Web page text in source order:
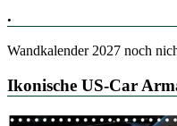
.
Wandkalender 2027 noch
Ikonische US-Car